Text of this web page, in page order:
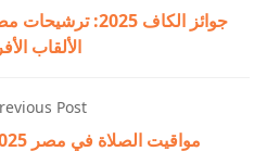
جوائز الكاف
الألقاب
Post
مواقيت الصلاة في مصر 2025: دليل كامل ومحدث